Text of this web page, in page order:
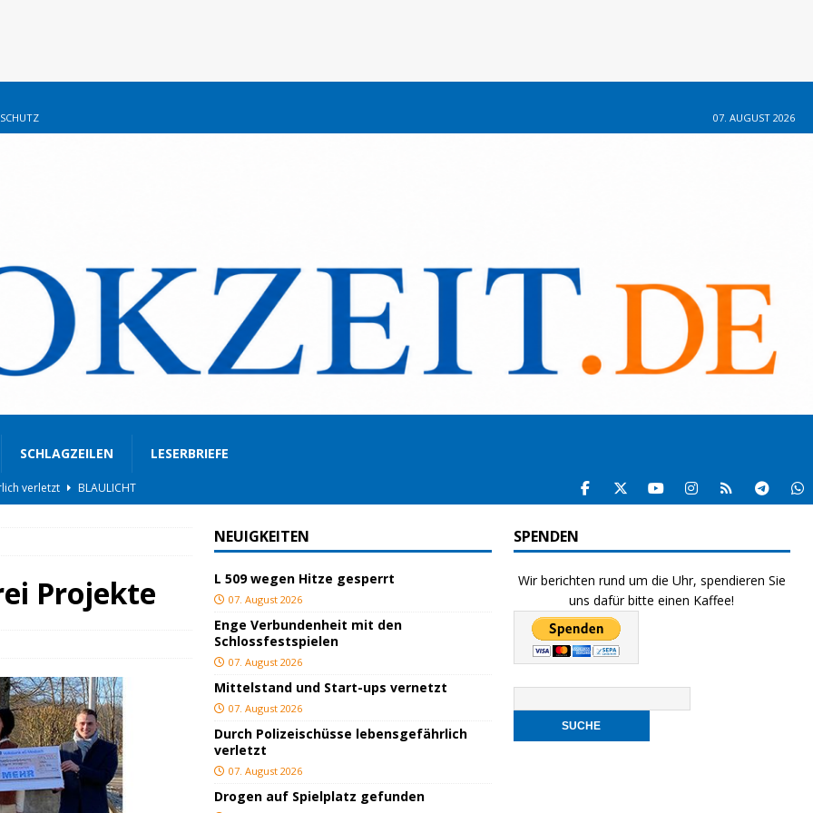
07. AUGUST 2026
SCHLAGZEILEN LESERBRIEFE
BLAULICHT
BLAULICHT
KULTUR
TOP
verletzt BLAULICHT
Projekte
NEUIGKEITEN
L 509 wegen Hitze gesperrt
07. August 2026
Enge Verbundenheit mit den
Schlossfestspielen
07. August 2026
Mittelstand und Start-ups vernetzt
07. August 2026
Durch Polizeischüsse lebensgefährlich
verletzt
07. August 2026
Drogen auf Spielplatz gefunden
SPENDEN
Wir berichten rund um die Uhr, spendieren Sie
uns dafür bitte einen Kaffee!